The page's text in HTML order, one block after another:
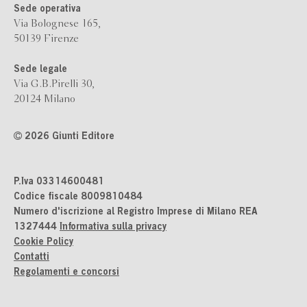
Sede operativa
Via Bolognese 165,
50139 Firenze
Sede legale
Via G.B.Pirelli 30,
20124 Milano
2026 Giunti Editore
P.Iva 03314600481
Codice fiscale 8009810484
Numero d'iscrizione al Registro Imprese di Milano REA
1327444 Informativa sulla privacy
Cookie Policy
Contatti
Regolamenti e concorsi